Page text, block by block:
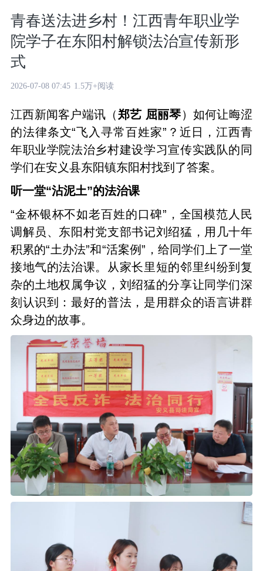
青春送法进乡村！江西青年职业学
院学子在东阳村解锁法治宣传新形
式
2026-07-08 07:45 1.5万+阅读
江西新闻客户端讯（郑艺 屈丽琴）如何让晦涩
的法律条文“飞入寻常百姓家”？近日，江西青
年职业学院法治乡村建设学习宣传实践队的同
学们在安义县东阳镇东阳村找到了答案。
听一堂“沾泥土”的法治课
“金杯银杯不如老百姓的口碑”，全国模范人民
调解员、东阳村党支部书记刘绍猛，用几十年
积累的“土办法”和“活案例”，给同学们上了一堂
接地气的法治课。从家长里短的邻里纠纷到复
杂的土地权属争议，刘绍猛的分享让同学们深
刻认识到：最好的普法，是用群众的语言讲群
众身边的故事。